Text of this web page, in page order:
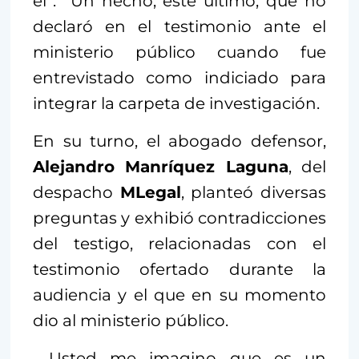
declaró en el testimonio ante el
ministerio público cuando fue
entrevistado como indiciado para
integrar la carpeta de investigación.
En su turno, el abogado defensor,
Alejandro Manríquez Laguna, del
despacho MLegal, planteó diversas
preguntas y exhibió contradicciones
del testigo, relacionadas con el
testimonio ofertado durante la
audiencia y el que en su momento
dio al ministerio público.